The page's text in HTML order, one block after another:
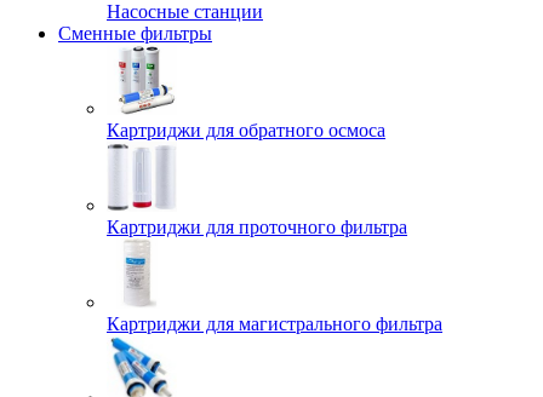
Насосные станции
Сменные фильтры
Картриджи для обратного осмоса
Картриджи для проточного фильтра
Картриджи для магистрального фильтра